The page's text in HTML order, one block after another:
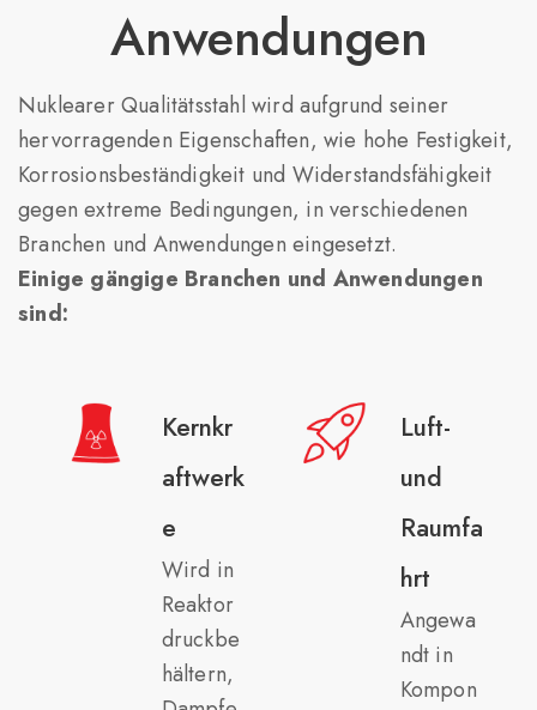
Anwendungen
Nuklearer Qualitätsstahl wird aufgrund seiner
hervorragenden Eigenschaften, wie hohe Festigkeit,
Korrosionsbeständigkeit und Widerstandsfähigkeit
gegen extreme Bedingungen, in verschiedenen
Branchen und Anwendungen eingesetzt.
Einige gängige Branchen und Anwendungen
sind:
Kernkr
aftwerk
e
Wird in
Reaktor
druckbe
hältern,
Luft-
und
Raumfa
hrt
Angewa
ndt in
Kompon